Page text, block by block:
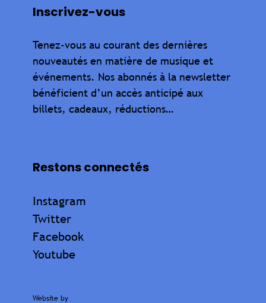
Inscrivez-vous
Tenez-vous au courant des dernières
nouveautés en matière de musique et
événements. Nos abonnés à la newsletter
bénéficient d’un accès anticipé aux
billets, cadeaux, réductions…
Restons connectés
Instagram
Twitter
Facebook
Youtube
Website by